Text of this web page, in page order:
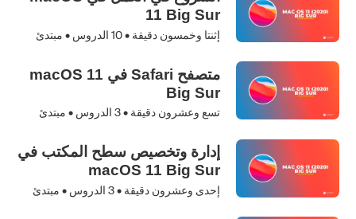
11 Big Sur
إثنتا وخمسون دقيقة •10 الدروس • مبتدئ
متصفح Safari في macOS 11
Big Sur
تسع وعشرون دقيقة •3 الدروس • مبتدئ
إدارة وتخصيص سطح المكتب في
macOS 11 Big Sur
إحدى وعشرون دقيقة •3 الدروس • مبتدئ